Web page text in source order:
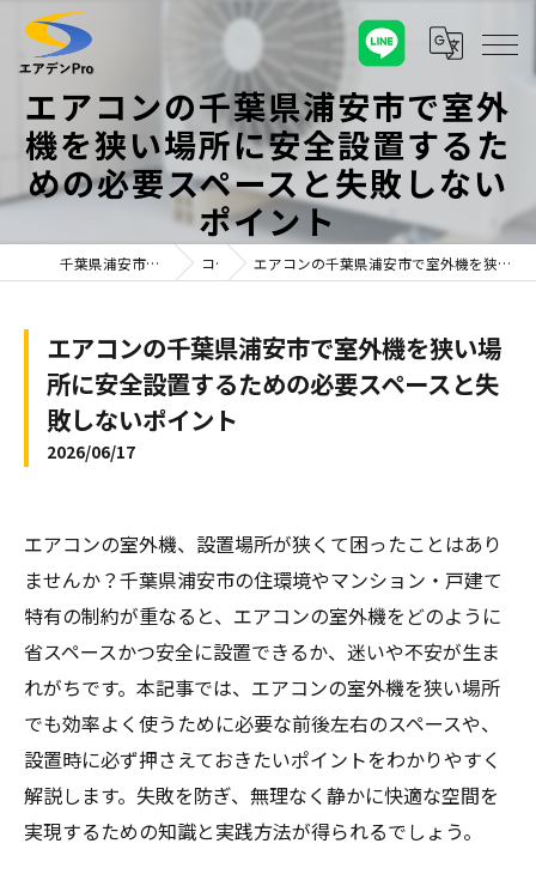
エアコンの千葉県浦安市で室外
機を狭い場所に安全設置するた
めの必要スペースと失敗しない
ポイント
千葉県浦安市のエアコンならエアデンPro コラム エアコンの千葉県浦安市で室外機を狭い場所に安全設置するための必要スペースと失敗しないポイント
エアコンの千葉県浦安市で室外機を狭い場
所に安全設置するための必要スペースと失
敗しないポイント
2026/06/17
エアコンの室外機、設置場所が狭くて困ったことはあり
ませんか？千葉県浦安市の住環境やマンション・戸建て
特有の制約が重なると、エアコンの室外機をどのように
省スペースかつ安全に設置できるか、迷いや不安が生ま
れがちです。本記事では、エアコンの室外機を狭い場所
でも効率よく使うために必要な前後左右のスペースや、
設置時に必ず押さえておきたいポイントをわかりやすく
解説します。失敗を防ぎ、無理なく静かに快適な空間を
実現するための知識と実践方法が得られるでしょう。